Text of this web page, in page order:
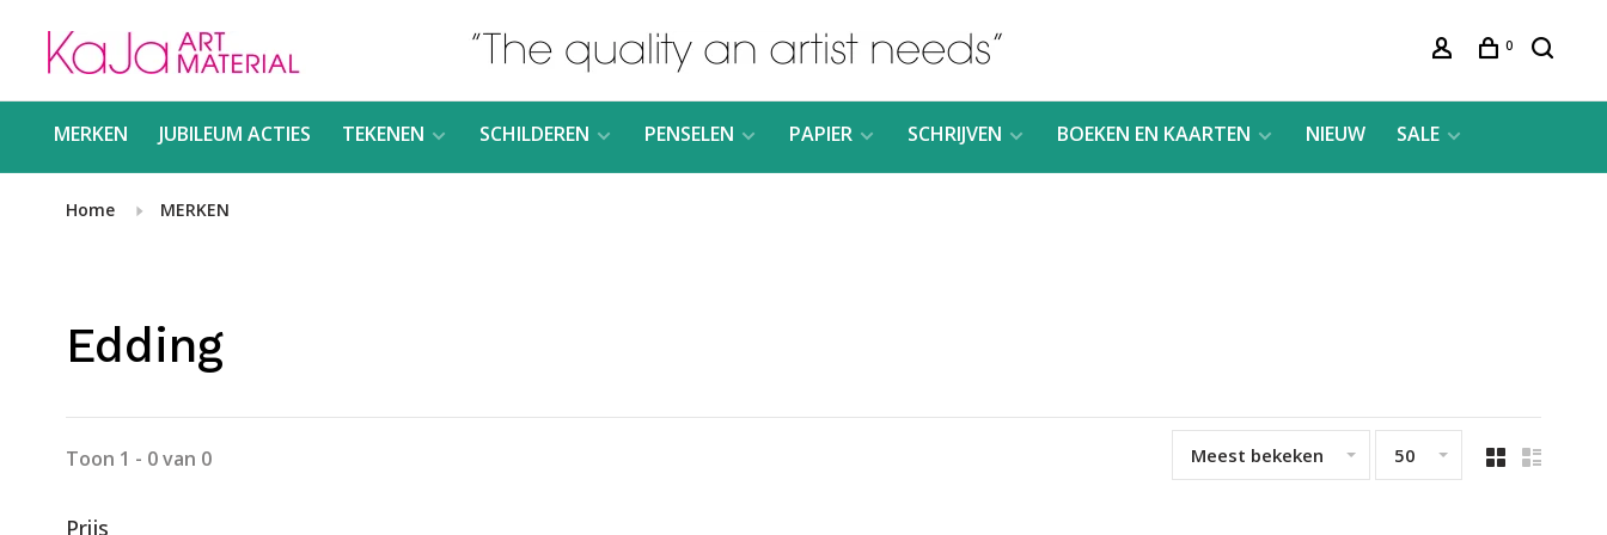
0
MERKEN JUBILEUM ACTIES TEKENEN SCHILDEREN PENSELEN PAPIER SCHRIJVEN BOEKEN EN KAARTEN NIEUW SALE
Home MERKEN
Edding
Toon 1 - 0 van 0 Meest bekeken 50
Prijs